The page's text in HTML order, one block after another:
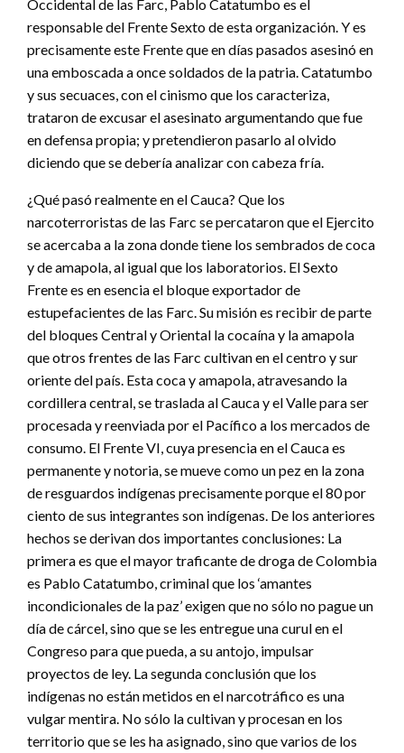
Occidental de las Farc, Pablo Catatumbo es el
responsable del Frente Sexto de esta organización. Y es
precisamente este Frente que en días pasados asesinó en
una emboscada a once soldados de la patria. Catatumbo
y sus secuaces, con el cinismo que los caracteriza,
trataron de excusar el asesinato argumentando que fue
en defensa propia; y pretendieron pasarlo al olvido
diciendo que se debería analizar con cabeza fría.
¿Qué pasó realmente en el Cauca? Que los
narcoterroristas de las Farc se percataron que el Ejercito
se acercaba a la zona donde tiene los sembrados de coca
y de amapola, al igual que los laboratorios. El Sexto
Frente es en esencia el bloque exportador de
estupefacientes de las Farc. Su misión es recibir de parte
del bloques Central y Oriental la cocaína y la amapola
que otros frentes de las Farc cultivan en el centro y sur
oriente del país. Esta coca y amapola, atravesando la
cordillera central, se traslada al Cauca y el Valle para ser
procesada y reenviada por el Pacífico a los mercados de
consumo. El Frente VI, cuya presencia en el Cauca es
permanente y notoria, se mueve como un pez en la zona
de resguardos indígenas precisamente porque el 80 por
ciento de sus integrantes son indígenas. De los anteriores
hechos se derivan dos importantes conclusiones: La
primera es que el mayor traficante de droga de Colombia
es Pablo Catatumbo, criminal que los ‘amantes
incondicionales de la paz’ exigen que no sólo no pague un
día de cárcel, sino que se les entregue una curul en el
Congreso para que pueda, a su antojo, impulsar
proyectos de ley. La segunda conclusión que los
indígenas no están metidos en el narcotráfico es una
vulgar mentira. No sólo la cultivan y procesan en los
territorio que se les ha asignado, sino que varios de los